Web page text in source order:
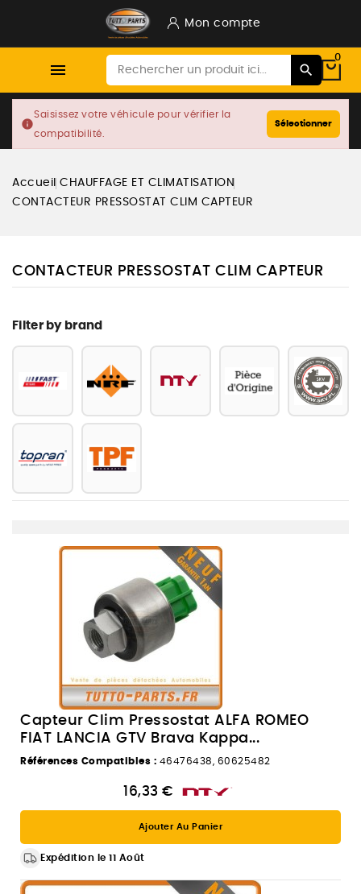
Mon compte

0
info
Saisissez votre véhicule pour vérifier la
compatibilité.
Sélectionner
Accueil CHAUFFAGE ET CLIMATISATION
CONTACTEUR PRESSOSTAT CLIM CAPTEUR
CONTACTEUR PRESSOSTAT CLIM CAPTEUR
Filter by brand
Capteur Clim Pressostat ALFA ROMEO
FIAT LANCIA GTV Brava Kappa...
Références Compatibles : 46476438, 60625482
16,33 €
Ajouter Au Panier
Expédition le 11 Août